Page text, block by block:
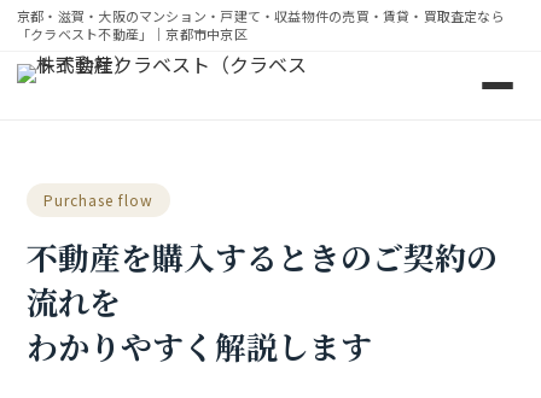
京都・滋賀・大阪のマンション・戸建て・収益物件の売買・賃貸・買取査定なら
「クラベスト不動産」｜京都市中京区
京都・滋賀・大阪のマンション・戸建て・収益物件の売
Purchase flow
不動産を購入するときのご契約の
流れを
わかりやすく解説します